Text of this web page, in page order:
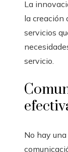
La
la creación
servicios
servicio.
No hay